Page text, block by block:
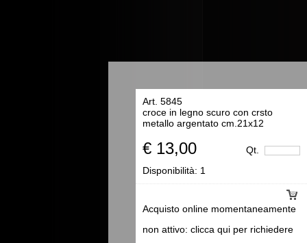
Art. 5845
croce in legno scuro con crsto
metallo argentato cm.21x12
€ 13,00 Qt.
Acquisto online momentaneamente
non attivo: clicca qui per richiedere
Disponibilità: 1